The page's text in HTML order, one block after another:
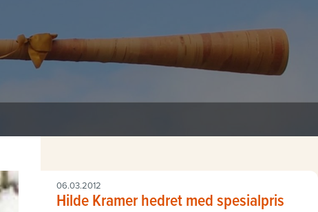
06.03.2012
Hilde Kramer hedret med spesialpris